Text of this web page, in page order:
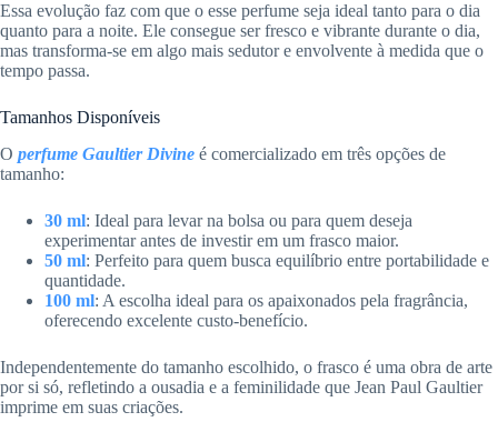
Essa evolução faz com que o esse perfume seja ideal tanto para o dia
quanto para a noite. Ele consegue ser fresco e vibrante durante o dia,
mas transforma-se em algo mais sedutor e envolvente à medida que o
tempo passa.
Tamanhos Disponíveis
O perfume Gaultier Divine é comercializado em três opções de
tamanho:
30 ml: Ideal para levar na bolsa ou para quem deseja
experimentar antes de investir em um frasco maior.
50 ml: Perfeito para quem busca equilíbrio entre portabilidade e
quantidade.
100 ml: A escolha ideal para os apaixonados pela fragrância,
oferecendo excelente custo-benefício.
Independentemente do tamanho escolhido, o frasco é uma obra de arte
por si só, refletindo a ousadia e a feminilidade que Jean Paul Gaultier
imprime em suas criações.